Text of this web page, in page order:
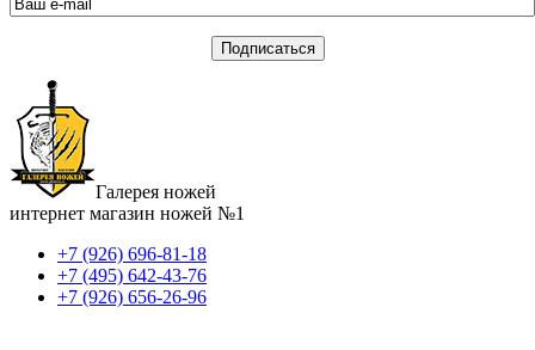
Галерея ножей
интернет магазин ножей №1
+7 (926) 696-81-18
+7 (495) 642-43-76
+7 (926) 656-26-96